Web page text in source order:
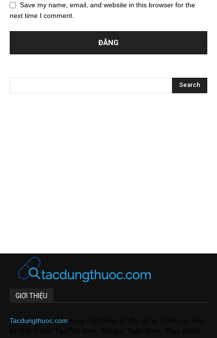
Save my name, email, and website in this browser for the
next time I comment.
GIỚI THIỆU
Tacdungthuoc.com